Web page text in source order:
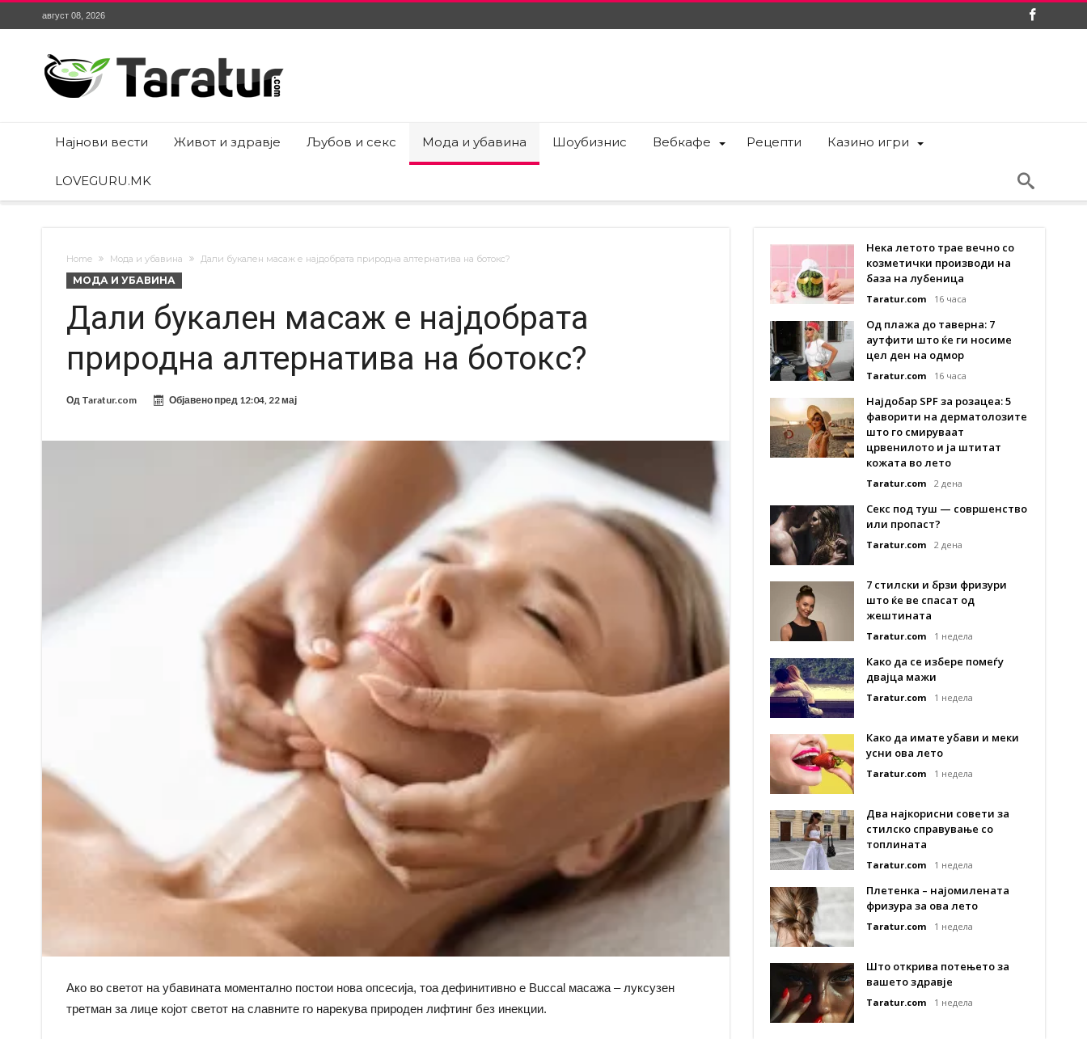
август 08, 2026
Најнови вести Живот и здравје Љубов и секс Мода и убавина Шоубизнис Вебкафе Рецепти Казино игри
LOVEGURU.MK
Home Мода и убавина Дали букален масаж е најдобрата природна алтернатива на ботокс?
МОДА И УБАВИНА
Дали букален масаж е најдобрата
природна алтернатива на ботокс?
Од Taratur.com Објавено пред 12:04, 22 мај
Ако во светот на убавината моментално постои нова опсесија, тоа дефинитивно е Buccal масажа – луксузен
третман за лице којот светот на славните го нарекува природен лифтинг без инекции.
Нека летото трае вечно со
козметички производи на
база на лубеница
Taratur.com 16 часа
Од плажа до таверна: 7
аутфити што ќе ги носиме
цел ден на одмор
Taratur.com 16 часа
Најдобар SPF за розацеа: 5
фаворити на дерматолозите
што го смируваат
црвенилото и ја штитат
кожата во лето
Taratur.com 2 дена
Секс под туш — совршенство
или пропаст?
Taratur.com 2 дена
7 стилски и брзи фризури
што ќе ве спасат од
жештината
Taratur.com 1 недела
Како да се избере помеѓу
двајца мажи
Taratur.com 1 недела
Како да имате убави и меки
усни ова лето
Taratur.com 1 недела
Два најкорисни совети за
стилско справување со
топлината
Taratur.com 1 недела
Плетенка – најомилената
фризура за ова лето
Taratur.com 1 недела
Што открива потењето за
вашето здравје
Taratur.com 1 недела